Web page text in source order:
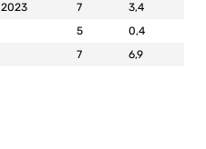
2023
7
3,4
5
0,4
7 6,9